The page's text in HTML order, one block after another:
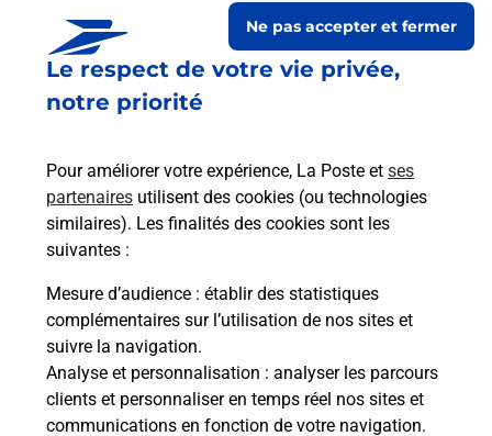
Le respect de votre vie privée,
notre priorité
Pour améliorer votre expérience, La Poste et ses
partenaires utilisent des cookies (ou technologies
similaires). Les finalités des cookies sont les
suivantes :
Mesure d’audience : établir des statistiques
complémentaires sur l’utilisation de nos sites et
suivre la navigation.
Analyse et personnalisation : analyser les parcours
clients et personnaliser en temps réel nos sites et
communications en fonction de votre navigation.
Ne pas accepter et fermer
Existe-il une différence pour
l’inscription à l’épreuve du code
Auto ou Moto ?
Les éléments à apporter le jour de
l'examen auto ou moto ?
Quelles sont les pièces d’identité
acceptées pour le passage de
l'examen du code de la route auto
et moto ?